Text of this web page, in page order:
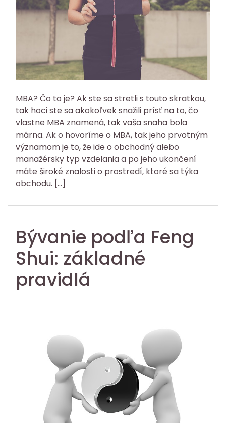
MBA? Čo to je? Ak ste sa stretli s touto skratkou,
tak hoci ste sa akokoľvek snažili prísť na to, čo
vlastne MBA znamená, tak vaša snaha bola
márna. Ak o hovoríme o MBA, tak jeho prvotným
významom je to, že ide o obchodný alebo
manažérsky typ vzdelania a po jeho ukončení
máte široké znalosti o prostredí, ktoré sa týka
obchodu. […]
Bývanie podľa Feng
Shui: základné
pravidlá